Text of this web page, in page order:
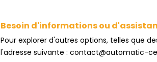
Besoin d'informations ou
Pour explorer d'autres options, telles que
l'adresse suivante : contact@automatic-